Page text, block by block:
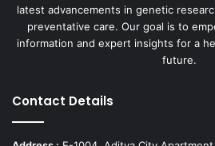
latest advancements in genetic
preventative care. Our goal is to
information and expert insights for a
future.
Contact Details